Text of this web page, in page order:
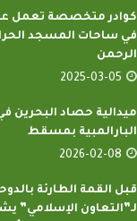
كوادر متخصصة تعمل
في ساحات المسجد
الرحمن
2025-03-05
ميدالية حصاد البحرين
البارالمبية بمسقط
2026-02-08
قبل القمة الطارئة
لـ”التعاون الإسلامي”